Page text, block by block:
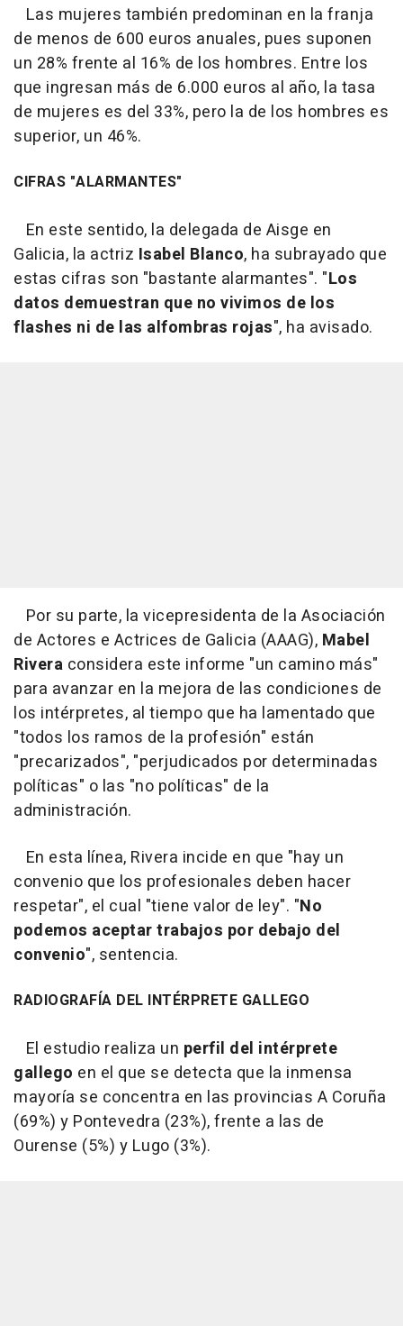
Las mujeres también predominan en la franja
de menos de 600 euros anuales, pues suponen
un 28% frente al 16% de los hombres. Entre los
que ingresan más de 6.000 euros al año, la tasa
de mujeres es del 33%, pero la de los hombres es
superior, un 46%.
CIFRAS "ALARMANTES"
En este sentido, la delegada de Aisge en
Galicia, la actriz Isabel Blanco, ha subrayado que
estas cifras son "bastante alarmantes". "Los
datos demuestran que no vivimos de los
flashes ni de las alfombras rojas", ha avisado.
Por su parte, la vicepresidenta de la Asociación
de Actores e Actrices de Galicia (AAAG), Mabel
Rivera considera este informe "un camino más"
para avanzar en la mejora de las condiciones de
los intérpretes, al tiempo que ha lamentado que
"todos los ramos de la profesión" están
"precarizados", "perjudicados por determinadas
políticas" o las "no políticas" de la
administración.
En esta línea, Rivera incide en que "hay un
convenio que los profesionales deben hacer
respetar", el cual "tiene valor de ley". "No
podemos aceptar trabajos por debajo del
convenio", sentencia.
RADIOGRAFÍA DEL INTÉRPRETE GALLEGO
El estudio realiza un perfil del intérprete
gallego en el que se detecta que la inmensa
mayoría se concentra en las provincias A Coruña
(69%) y Pontevedra (23%), frente a las de
Ourense (5%) y Lugo (3%).